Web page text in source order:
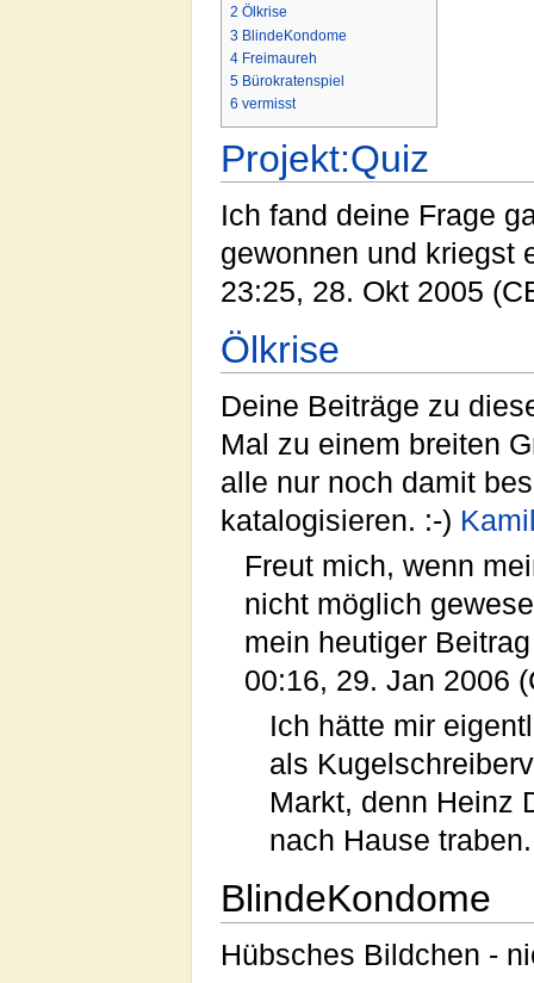
2 Ölkrise
3 BlindeKondome
4 Freimaureh
5 Bürokratenspiel
6 vermisst
Projekt:Quiz
Ich fand deine Frage
gewonnen und kriegst
23:25, 28. Okt 2005
Ölkrise
Deine Beiträge zu
Mal zu einem breiten
alle nur noch damit
katalogisieren. :-)
Freut mich, wenn
nicht möglich
mein heutiger
00:16, 29. Jan 2006
Ich hätte mir
als
Markt, denn Heinz
nach Hause
BlindeKondome
Hübsches Bildchen -